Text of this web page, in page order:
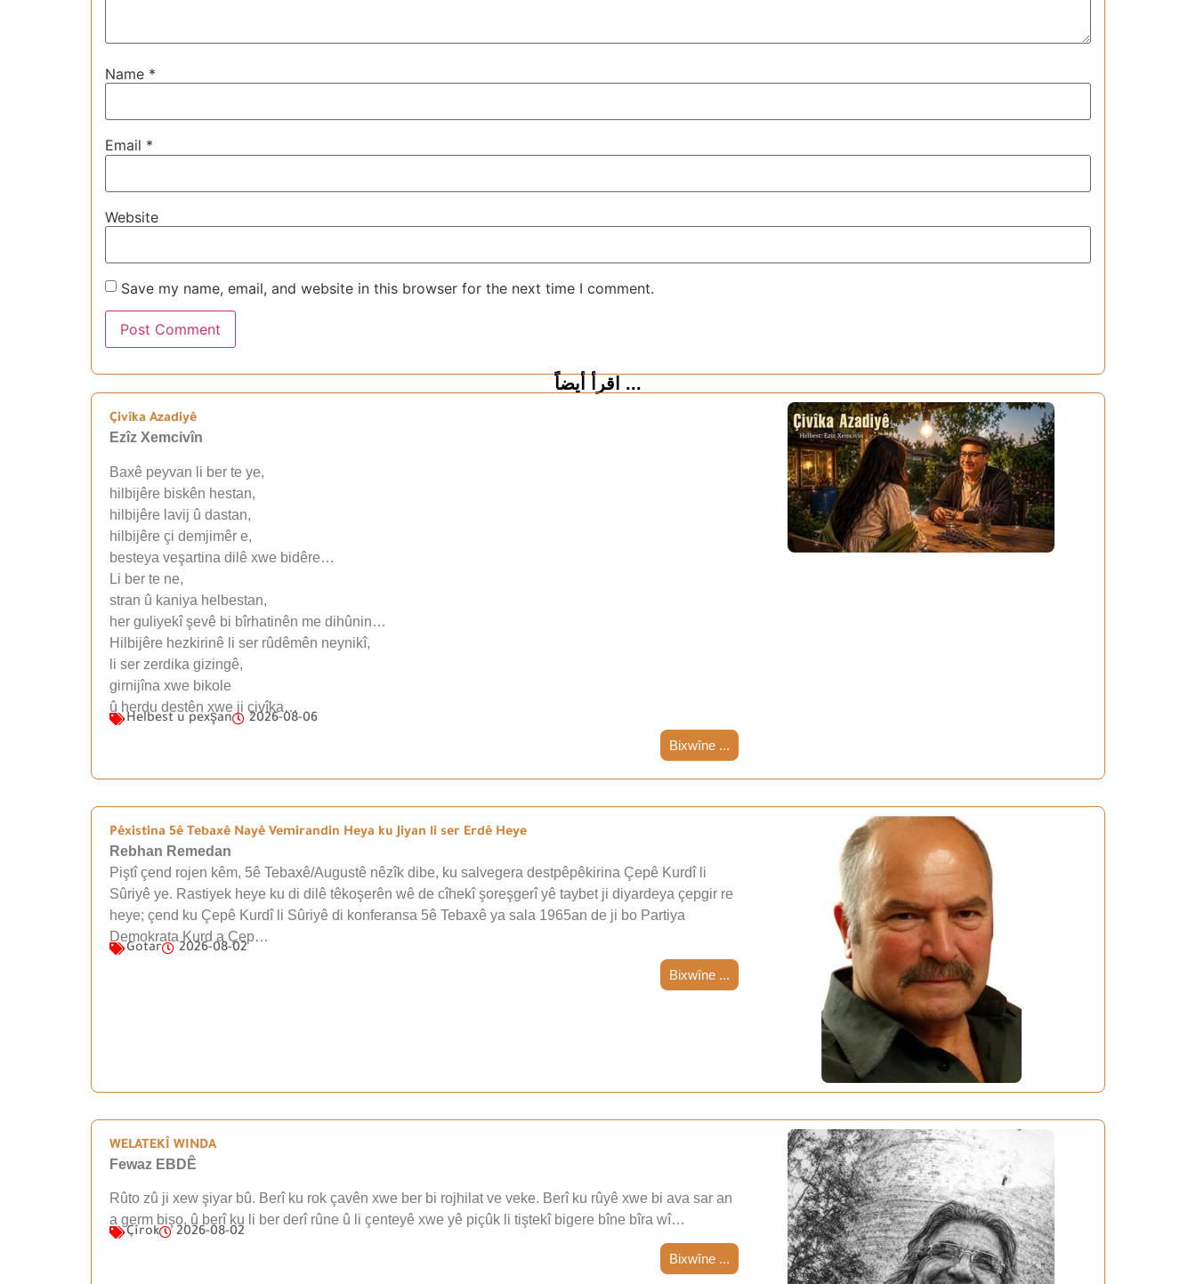
Name *
Email *
Website
Save my name, email, and website in this browser for the next time I comment.
اقرأ أيضاً ...
Çivîka Azadiyê
Ezîz Xemcivîn
Baxê peyvan li ber te ye,
hilbijêre biskên hestan,
hilbijêre lavij û dastan,
hilbijêre çi demjimêr e,
besteya veşartina dilê xwe bidêre…
Li ber te ne,
stran û kaniya helbestan,
her guliyekî şevê bi bîrhatinên me dihûnin…
Hilbijêre hezkirinê li ser rûdêmên neynikî,
li ser zerdika gizingê,
girnijîna xwe bikole
û herdu destên xwe ji çivîka…
Helbest u pexşan 2026-08-06
Bixwîne ...
Pêxistina 5ê Tebaxê Nayê Vemirandin Heya ku Jiyan li ser Erdê Heye
Rebhan Remedan
Piştî çend rojen kêm, 5ê Tebaxê/Augustê nêzîk dibe, ku salvegera destpêpêkirina Çepê Kurdî li
Sûriyê ye. Rastiyek heye ku di dilê têkoşerên wê de cîhekî şoreşgerî yê taybet ji diyardeya çepgir re
heye; çend ku Çepê Kurdî li Sûriyê di konferansa 5ê Tebaxê ya sala 1965an de ji bo Partiya
Demokrata Kurd a Çep…
Gotar 2026-08-02
Bixwîne ...
WELATEKÎ WINDA
Fewaz EBDÊ
Rûto zû ji xew şiyar bû. Berî ku rok çavên xwe ber bi rojhilat ve veke. Berî ku rûyê xwe bi ava sar an
a germ bişo, û berî ku li ber derî rûne û li çenteyê xwe yê piçûk li tiştekî bigere bîne bîra wî…
Çîrok 2026-08-02
Bixwîne ...